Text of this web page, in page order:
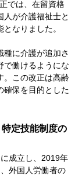
では、在留資格
人が介護福祉士と
なりました。
種に介護が追加さ
で働けるようにな
。この改正は高齢
確保を目的とした
定技能制度の
成立し、2019年
外国人労働者の